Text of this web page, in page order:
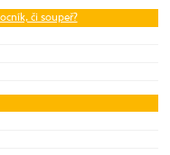
či soupeř?